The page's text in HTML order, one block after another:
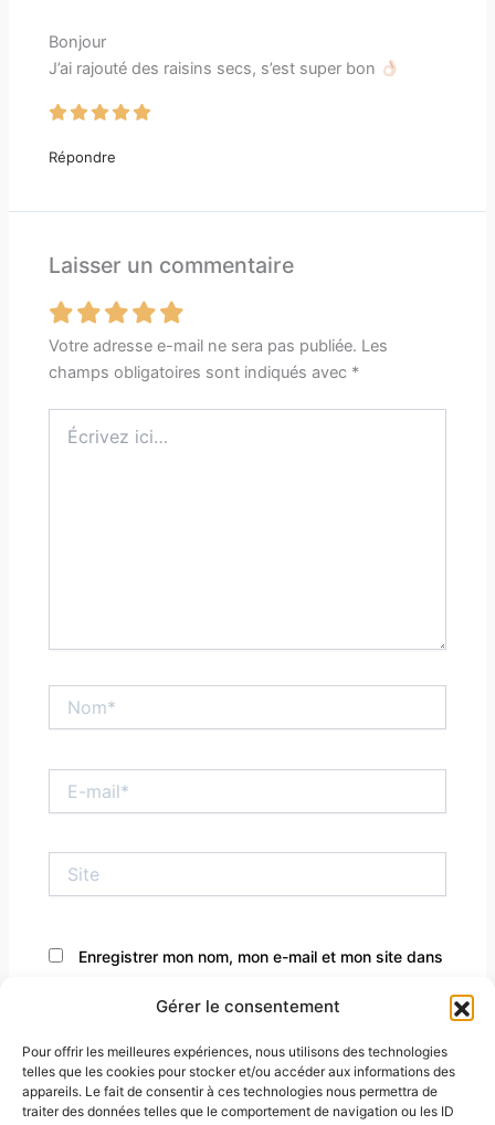
Gérer le consentement
Pour offrir les meilleures expériences, nous utilisons des technologies
telles que les cookies pour stocker et/ou accéder aux informations des
appareils. Le fait de consentir à ces technologies nous permettra de
traiter des données telles que le comportement de navigation ou les ID
Bonjour
J’ai rajouté des raisins secs, s’est super bon
Répondre
Laisser un commentaire
Votre adresse e-mail ne sera pas publiée. Les
champs obligatoires sont indiqués avec *
ici…
mail*
Enregistrer mon nom, mon e-mail et mon site dans